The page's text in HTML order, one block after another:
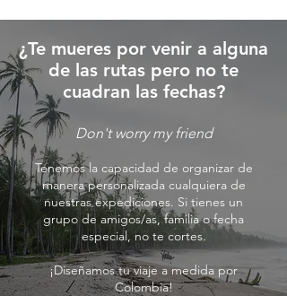
¿Te mueres por venir a alguna
de las rutas pero no te
cuadran las fechas?
Don't worry my friend
Tenemos la capacidad de organizar de
manera personalizada cualquiera de
nuestras expediciones. Si tienes un
grupo de amigos/as, familia o fecha
especial, no te cortes.
¡Diseñamos tu viaje a medida por
Colombia!